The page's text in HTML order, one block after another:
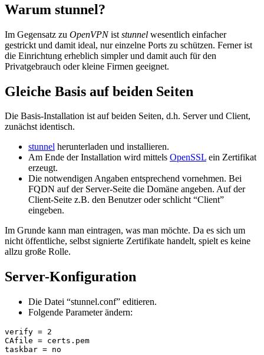
Warum stunnel?
Im Gegensatz zu OpenVPNist stunnel wesentlich einfacher
gestrickt und damit ideal, nur einzelne Ports zu schützen. Ferner ist
die Einrichtung erheblich simpler und damit auch für den
Privatgebrauch oder kleine Firmen geeignet.
Gleiche Basis auf beiden Seiten
Die Basis-Installation ist auf beiden Seiten, d.h. Server und Client,
zunächst identisch.
stunnel herunterladen und installieren.
Am Ende der Installation wird mittels OpenSSL ein Zertifikat
erzeugt.
Die notwendigen Angaben entsprechend vornehmen. Bei
FQDN auf der Server-Seite die Domäne angeben. Auf der
Client-Seite z.B. den Benutzer oder schlicht “Client”
eingeben.
Im Grunde kann man eintragen, was man möchte. Da es sich um
nicht öffentliche, selbst signierte Zertifikate handelt, spielt es keine
allzu große Rolle.
Server-Konfiguration
Die Datei “stunnel.conf” editieren.
Folgende Parameter ändern:
verify = 2
CAfile = certs.pem
taskbar = no